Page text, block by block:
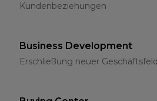
Kundenbeziehungen
Business Development
Erschließung neuer